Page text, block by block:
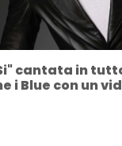
cantata in
i Blue con un